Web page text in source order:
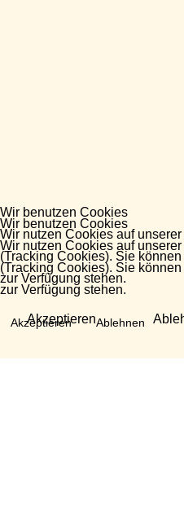
Wir benutzen Cookies
Wir nutzen Cookies auf
(Tracking Cookies). Sie
zur Verfügung stehen.
Akzeptieren Ablehnen
Wir benutzen Cookies
Wir nutzen Cookies auf
(Tracking Cookies). Sie
zur Verfügung stehen.
Akzeptieren